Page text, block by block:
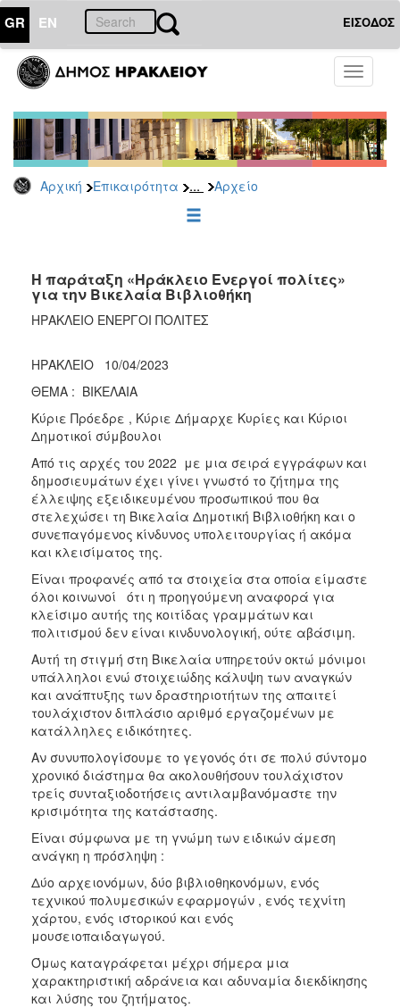
GR EN ΕΙΣΟΔΟΣ
Toggle
Αρχική Επικαιρότητα ... Αρχείο
ΕΠΙΚΑΙΡΟΤΗΤΑ
Παρατάξεις
Αρχείο
ΕΠΙΣΚΕΠΤΗΣ
ΗΡΑΚΛΕΙΟ
Η παράταξη «Ηράκλειο Ενεργοί πολίτες»
για την Βικελαία Βιβλιοθήκη
ΗΡΑΚΛΕΙΟ ΕΝΕΡΓΟΙ ΠΟΛΙΤΕΣ
HΡΑΚΛΕΙΟ 10/04/2023
ΘΕΜΑ : ΒΙΚΕΛΑΙΑ
Κύριε Πρόεδρε , Κύριε Δήμαρχε Κυρίες και Κύριοι
Δημοτικοί σύμβουλοι
Από τις αρχές του 2022 με μια σειρά εγγράφων και
δημοσιευμάτων έχει γίνει γνωστό το ζήτημα της
έλλειψης εξειδικευμένου προσωπικού που θα
στελεχώσει τη Βικελαία Δημοτική Βιβλιοθήκη και ο
συνεπαγόμενος κίνδυνος υπολειτουργίας ή ακόμα
και κλεισίματος της.
Είναι προφανές από τα στοιχεία στα οποία είμαστε
όλοι κοινωνοί ότι η προηγούμενη αναφορά για
κλείσιμο αυτής της κοιτίδας γραμμάτων και
πολιτισμού δεν είναι κινδυνολογική, ούτε αβάσιμη.
Αυτή τη στιγμή στη Βικελαία υπηρετούν οκτώ μόνιμοι
υπάλληλοι ενώ στοιχειώδης κάλυψη των αναγκών
και ανάπτυξης των δραστηριοτήτων της απαιτεί
τουλάχιστον διπλάσιο αριθμό εργαζομένων με
κατάλληλες ειδικότητες.
Αν συνυπολογίσουμε το γεγονός ότι σε πολύ σύντομο
χρονικό διάστημα θα ακολουθήσουν τουλάχιστον
τρείς συνταξιοδοτήσεις αντιλαμβανόμαστε την
κρισιμότητα της κατάστασης.
Είναι σύμφωνα με τη γνώμη των ειδικών άμεση
ανάγκη η πρόσληψη :
Δύο αρχειονόμων, δύο βιβλιοθηκονόμων, ενός
τεχνικού πολυμεσικών εφαρμογών , ενός τεχνίτη
χάρτου, ενός ιστορικού και ενός
μουσειοπαιδαγωγού.
Όμως καταγράφεται μέχρι σήμερα μια
χαρακτηριστική αδράνεια και αδυναμία διεκδίκησης
και λύσης του ζητήματος.